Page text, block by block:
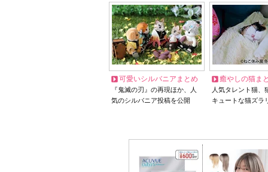
可愛いシルバニアまとめ
『鬼滅の刃』の再現ほか、人
気のシルバニア投稿を公開
癒やしの猫ま
人気タレント猫
キュートな猫ズラ